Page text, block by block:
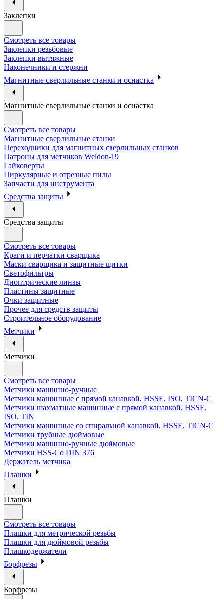
Заклепки
Смотреть все товары
Заклепки резьбовые
Заклепки вытяжные
Наконечники и стержни
Магнитные сверлильные станки и оснастка
Магнитные сверлильные станки и оснастка
Смотреть все товары
Магнитные сверлильные станки
Переходники для магнитных сверлильных станков
Патроны для метчиков Weldon-19
Гайковерты
Циркулярные и отрезные пилы
Запчасти для инструмента
Средства защиты
Средства защиты
Смотреть все товары
Краги и перчатки сварщика
Маски сварщика и защитные щитки
Светофильтры
Диоптрические линзы
Пластины защитные
Очки защитные
Прочее для средств защиты
Строительное оборудование
Метчики
Метчики
Смотреть все товары
Метчики машинно-ручные
Метчики машинные с прямой канавкой, HSSE, ISO, TICN-C
Метчики шахматные машинные с прямой канавкой, HSSE,
ISO, TIN
Метчики машинные со спиральной канавкой, HSSE, TICN-C
Метчики трубные дюймовые
Метчики машинно-ручные дюймовые
Метчики HSS-Co DIN 376
Держатель метчика
Плашки
Плашки
Смотреть все товары
Плашки для метрической резьбы
Плашки для дюймовой резьбы
Плашкодержатели
Борфрезы
Борфрезы